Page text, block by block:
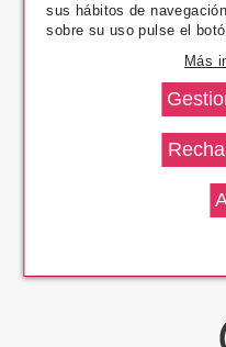
14
sus hábitos de
sobre su uso pulse el
Más